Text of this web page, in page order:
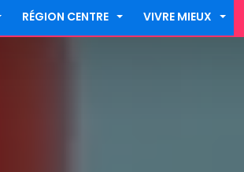
RÉGION CENTRE VIVRE MIEUX